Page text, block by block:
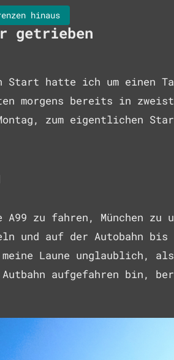
hinaus
getrieben
Start hatte ich um einen
morgens bereits in
zum eigentlichen
zu fahren, München zu
und auf der Autobahn bis
Laune unglaublich,
aufgefahren bin,